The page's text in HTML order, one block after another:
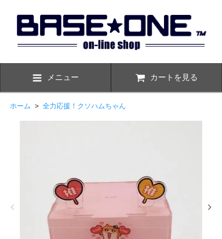
メニュー カートを見る
ホーム > 全力応援！クソハムちゃん